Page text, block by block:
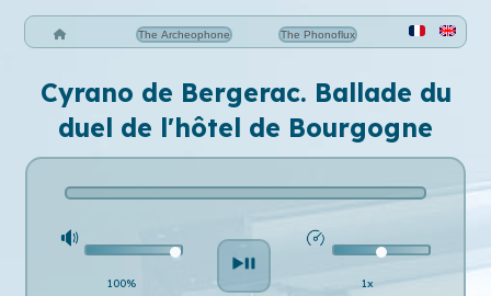
The Archeophone The Phonoflux
Cyrano de Bergerac. Ballade du
duel de l'hôtel de Bourgogne
100% 1x